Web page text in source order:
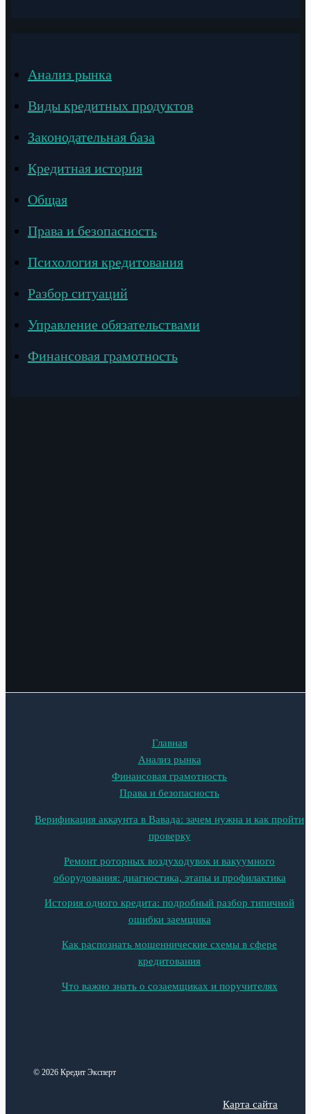
Анализ рынка
Виды кредитных продуктов
Законодательная база
Кредитная история
Общая
Права и безопасность
Психология кредитования
Разбор ситуаций
Управление обязательствами
Финансовая грамотность
Главная
Анализ рынка
Финансовая грамотность
Права и безопасность
Верификация аккаунта в Вавада: зачем нужна и как пройти
проверку
Ремонт роторных воздуходувок и вакуумного
оборудования: диагностика, этапы и профилактика
История одного кредита: подробный разбор типичной
ошибки заемщика
Как распознать мошеннические схемы в сфере
кредитования
Что важно знать о созаемщиках и поручителях
© 2026 Кредит Эксперт
Карта сайта